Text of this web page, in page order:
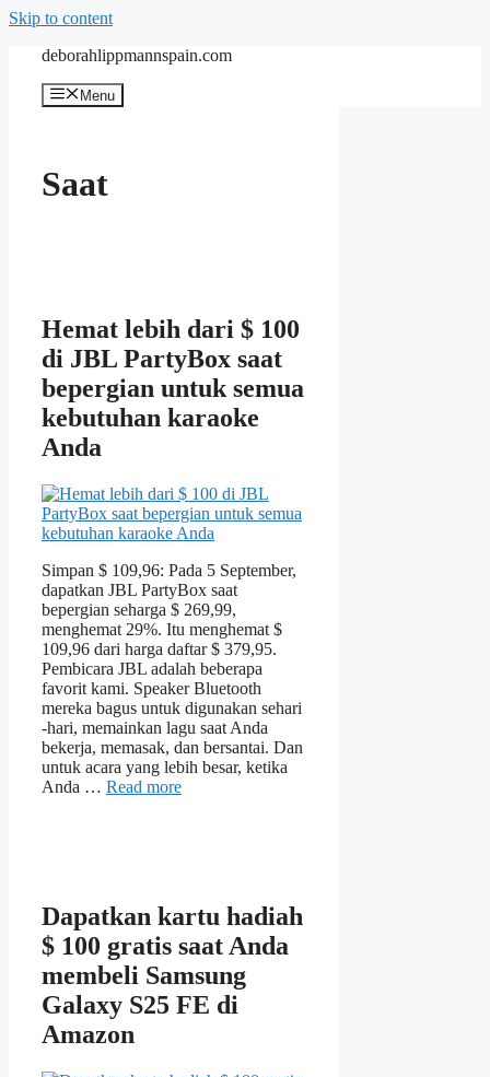
Skip to content
deborahlippmannspain.com
Menu
Saat
Hemat lebih dari $ 100
di JBL PartyBox saat
bepergian untuk semua
kebutuhan karaoke
Anda
Simpan $ 109,96: Pada 5 September,
dapatkan JBL PartyBox saat
bepergian seharga $ 269,99,
menghemat 29%. Itu menghemat $
109,96 dari harga daftar $ 379,95.
Pembicara JBL adalah beberapa
favorit kami. Speaker Bluetooth
mereka bagus untuk digunakan sehari
-hari, memainkan lagu saat Anda
bekerja, memasak, dan bersantai. Dan
untuk acara yang lebih besar, ketika
Anda … Read more
Dapatkan kartu hadiah
$ 100 gratis saat Anda
membeli Samsung
Galaxy S25 FE di
Amazon